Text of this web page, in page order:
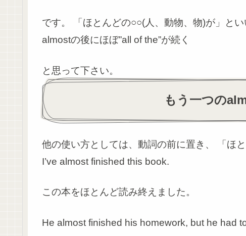
です。 「ほとんどの○○(人、動物、物)が」とい
almostの後にほぼ”all of the”が続く
と思って下さい。
もう一つの
他の使い方としては、動詞の前に置き、 「ほ
I’ve almost finished this book.
この本をほとんど読み終えました。
He almost finished his homework, but he had